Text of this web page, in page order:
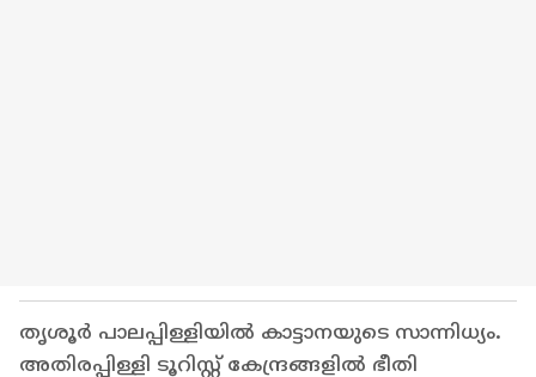
തൃശൂർ പാലപ്പിള്ളിയില്‍ കാട്ടാനയുടെ സാന്നിധ്യം.
അതിരപ്പിള്ളി ടൂറിസ്റ്റ് കേന്ദ്രങ്ങളില്‍ ഭീതി